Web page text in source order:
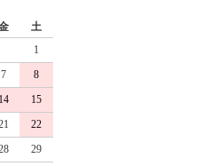
土
1
7
8
14
15
22
29